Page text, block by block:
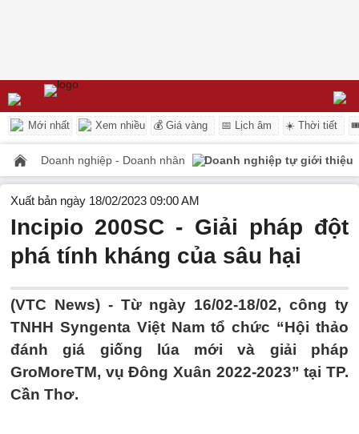
Mới nhất Xem nhiều 💰 Giá vàng 📅 Lịch âm ☀️ Thời tiết
Doanh nghiệp - Doanh nhân Doanh nghiệp tự giới thiệu
Xuất bản ngày 18/02/2023 09:00 AM
Incipio 200SC - Giải pháp đột
phá tính kháng của sâu hại
(VTC News) - Từ ngày 16/02-18/02, công ty
TNHH Syngenta Việt Nam tổ chức “Hội thảo
đánh giá giống lúa mới và giải pháp
GroMoreTM, vụ Đông Xuân 2022-2023” tại TP.
Cần Thơ.